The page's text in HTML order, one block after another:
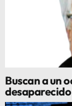
Buscan a un